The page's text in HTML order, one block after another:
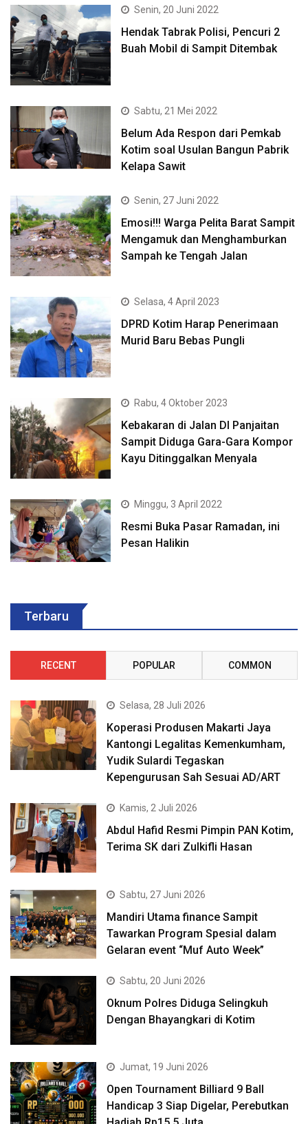
Senin, 20 Juni 2022
Hendak Tabrak Polisi, Pencuri 2
Buah Mobil di Sampit Ditembak
Sabtu, 21 Mei 2022
Belum Ada Respon dari Pemkab
Kotim soal Usulan Bangun Pabrik
Kelapa Sawit
Senin, 27 Juni 2022
Emosi!!! Warga Pelita Barat Sampit
Mengamuk dan Menghamburkan
Sampah ke Tengah Jalan
Selasa, 4 April 2023
DPRD Kotim Harap Penerimaan
Murid Baru Bebas Pungli
Rabu, 4 Oktober 2023
Kebakaran di Jalan DI Panjaitan
Sampit Diduga Gara-Gara Kompor
Kayu Ditinggalkan Menyala
Minggu, 3 April 2022
Resmi Buka Pasar Ramadan, ini
Pesan Halikin
Terbaru
RECENT POPULAR COMMON
Selasa, 28 Juli 2026
Koperasi Produsen Makarti Jaya
Kantongi Legalitas Kemenkumham,
Yudik Sulardi Tegaskan
Kepengurusan Sah Sesuai AD/ART
Kamis, 2 Juli 2026
Abdul Hafid Resmi Pimpin PAN Kotim,
Terima SK dari Zulkifli Hasan
Sabtu, 27 Juni 2026
Mandiri Utama finance Sampit
Tawarkan Program Spesial dalam
Gelaran event “Muf Auto Week”
Sabtu, 20 Juni 2026
Oknum Polres Diduga Selingkuh
Dengan Bhayangkari di Kotim
Jumat, 19 Juni 2026
Open Tournament Billiard 9 Ball
Handicap 3 Siap Digelar, Perebutkan